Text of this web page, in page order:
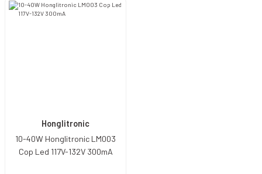
Honglitronic
10-40W Honglitronic LM003
Cop Led 117V-132V 300mA